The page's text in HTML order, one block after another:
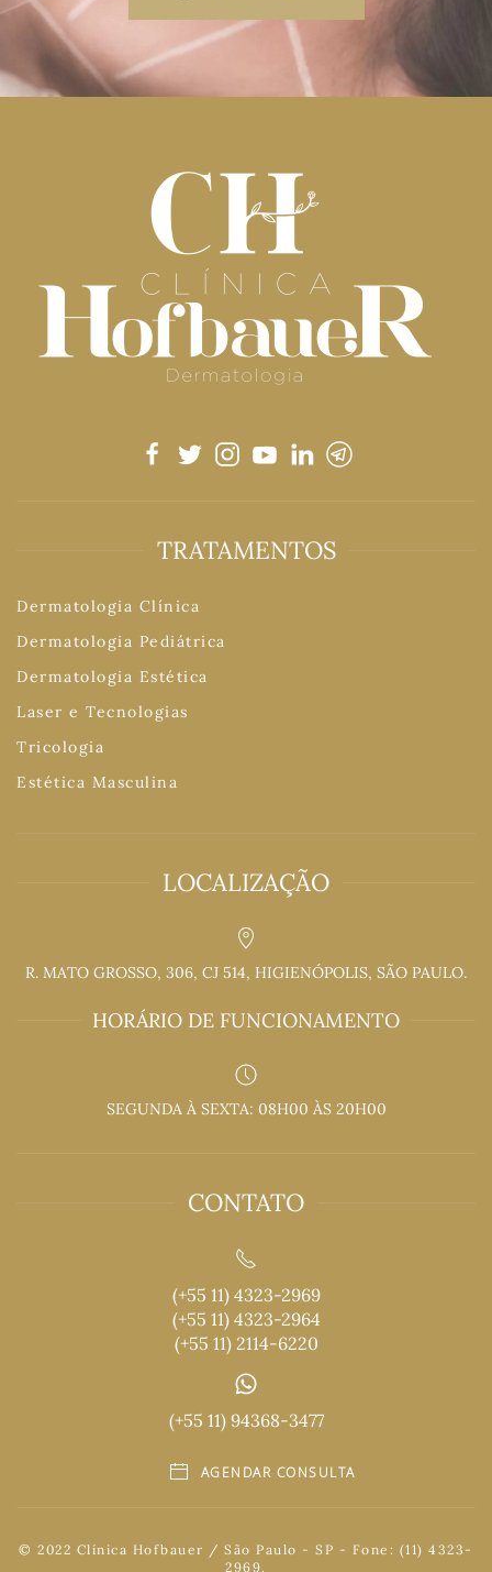
TRATAMENTOS
Dermatologia Clínica
Dermatologia Pediátrica
Dermatologia Estética
Laser e Tecnologias
Tricologia
Estética Masculina
LOCALIZAÇÃO
R. MATO GROSSO, 306, CJ 514, HIGIENÓPOLIS, SÃO PAULO.
HORÁRIO DE FUNCIONAMENTO
SEGUNDA À SEXTA: 08H00 ÀS 20H00
CONTATO
(+55 11) 4323-2969
(+55 11) 4323-2964
(+55 11) 2114-6220
(+55 11) 94368-3477
AGENDAR CONSULTA
© 2022 Clínica Hofbauer / São Paulo - SP - Fone: (11) 4323-
2969.